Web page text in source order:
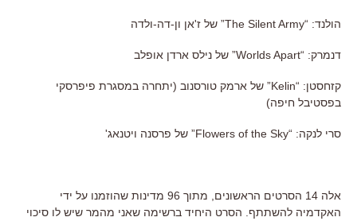
הולנד: “The Silent Army” של ז'אן ון-דה-ולדה
דנמרק: “Worlds Apart” של נילס ארדן אופלב
קזחסטן: “Kelin” של ארמק טורסנוב (יתחרה במסגרת פיפרסקי
בפסטיבל חיפה)
סרי לנקה: “Flowers of the Sky” של פרסנה ויטנאג'
אלה 14 הסרטים הראשונים, מתוך 96 מדינות שהוזמנו על ידי
האקדמיה להשתתף. הסרט היחיד ברשימה שאני מהמר שיש לו סיכוי